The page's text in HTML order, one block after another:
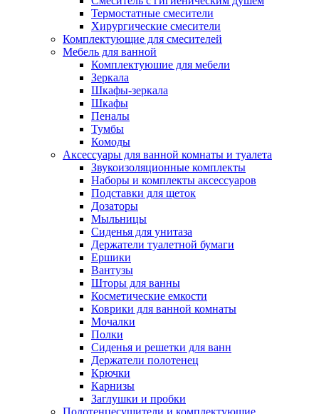
Термостатные смесители
Хирургические смесители
Комплектующие для смесителей
Мебель для ванной
Комплектуюшие для мебели
Зеркала
Шкафы-зеркала
Шкафы
Пеналы
Тумбы
Комоды
Аксессуары для ванной комнаты и туалета
Звукоизоляционные комплекты
Наборы и комплекты аксессуаров
Подставки для щеток
Дозаторы
Мыльницы
Сиденья для унитаза
Держатели туалетной бумаги
Ершики
Вантузы
Шторы для ванны
Косметические емкости
Коврики для ванной комнаты
Мочалки
Полки
Сиденья и решетки для ванн
Держатели полотенец
Крючки
Карнизы
Заглушки и пробки
Полотенцесушители и комплектующие